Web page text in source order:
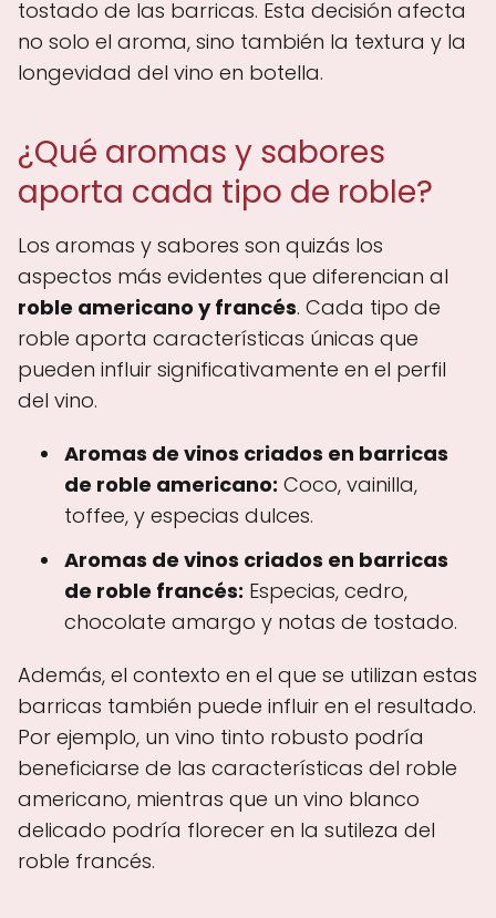
tostado de las barricas. Esta decisión afecta
no solo el aroma, sino también la textura y la
longevidad del vino en botella.
¿Qué aromas y sabores
aporta cada tipo de roble?
Los aromas y sabores son quizás los
aspectos más evidentes que diferencian al
roble americano y francés. Cada tipo de
roble aporta características únicas que
pueden influir significativamente en el perfil
del vino.
Aromas de vinos criados en barricas
de roble americano: Coco, vainilla,
toffee, y especias dulces.
Aromas de vinos criados en barricas
de roble francés: Especias, cedro,
chocolate amargo y notas de tostado.
Además, el contexto en el que se utilizan estas
barricas también puede influir en el resultado.
Por ejemplo, un vino tinto robusto podría
beneficiarse de las características del roble
americano, mientras que un vino blanco
delicado podría florecer en la sutileza del
roble francés.